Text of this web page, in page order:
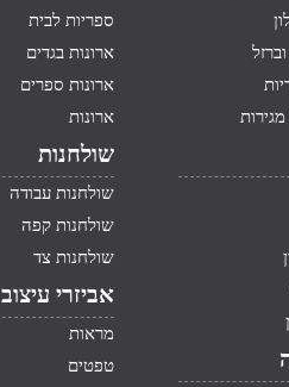
ספריות לבית
ארונות בגדים
ארונות ספרים
ארונות
שולחנות
שולחנות עבודה
שולחנות קפה
שולחנות צד
אביזרי עיצוב
מראות
טפטים